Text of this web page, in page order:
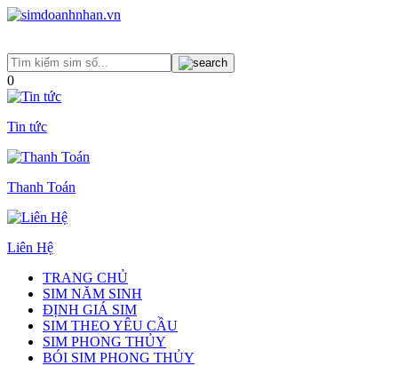
0
Tin tức
Thanh Toán
Liên Hệ
TRANG CHỦ
SIM NĂM SINH
ĐỊNH GIÁ SIM
SIM THEO YÊU CẦU
SIM PHONG THỦY
BÓI SIM PHONG THỦY